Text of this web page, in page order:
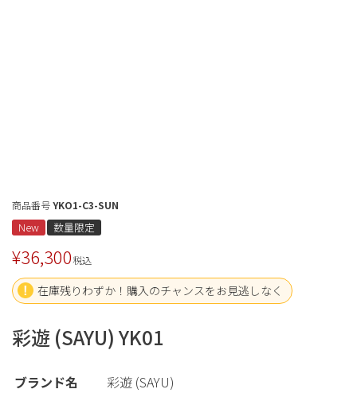
商品番号YKO1-C3-SUN
New 数量限定
¥36,300税込
在庫残りわずか！購入のチャンスをお見逃しなく
彩遊 (SAYU) YK01
ブランド名
彩遊 (SAYU)